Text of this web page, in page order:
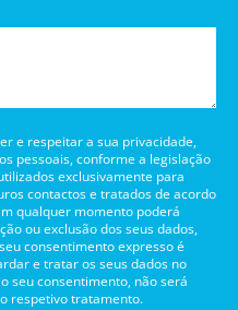
e respeitar a sua privacidade,
pessoais, conforme a legislação
exclusivamente para
contactos e tratados de acordo
qualquer momento poderá
ou exclusão dos seus dados,
consentimento expresso é
e tratar os seus dados no
seu consentimento, não será
respetivo tratamento.